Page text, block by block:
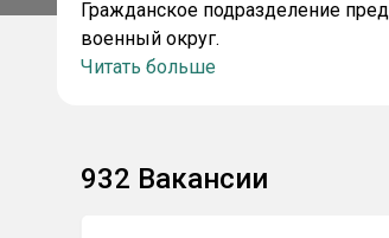
Гражданское подразделение
военный округ.
Читать больше
932 Вакансии